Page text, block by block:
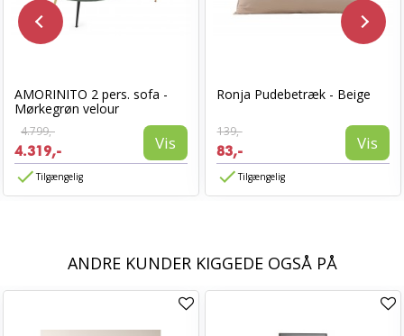
AMORINITO 2 pers. sofa -
Mørkegrøn velour
4.799,-
4.319,- Vis
Tilgængelig
Ronja Pudebetræk - Beige
139,-
83,- Vis
Tilgængelig
ANDRE KUNDER KIGGEDE OGSÅ PÅ